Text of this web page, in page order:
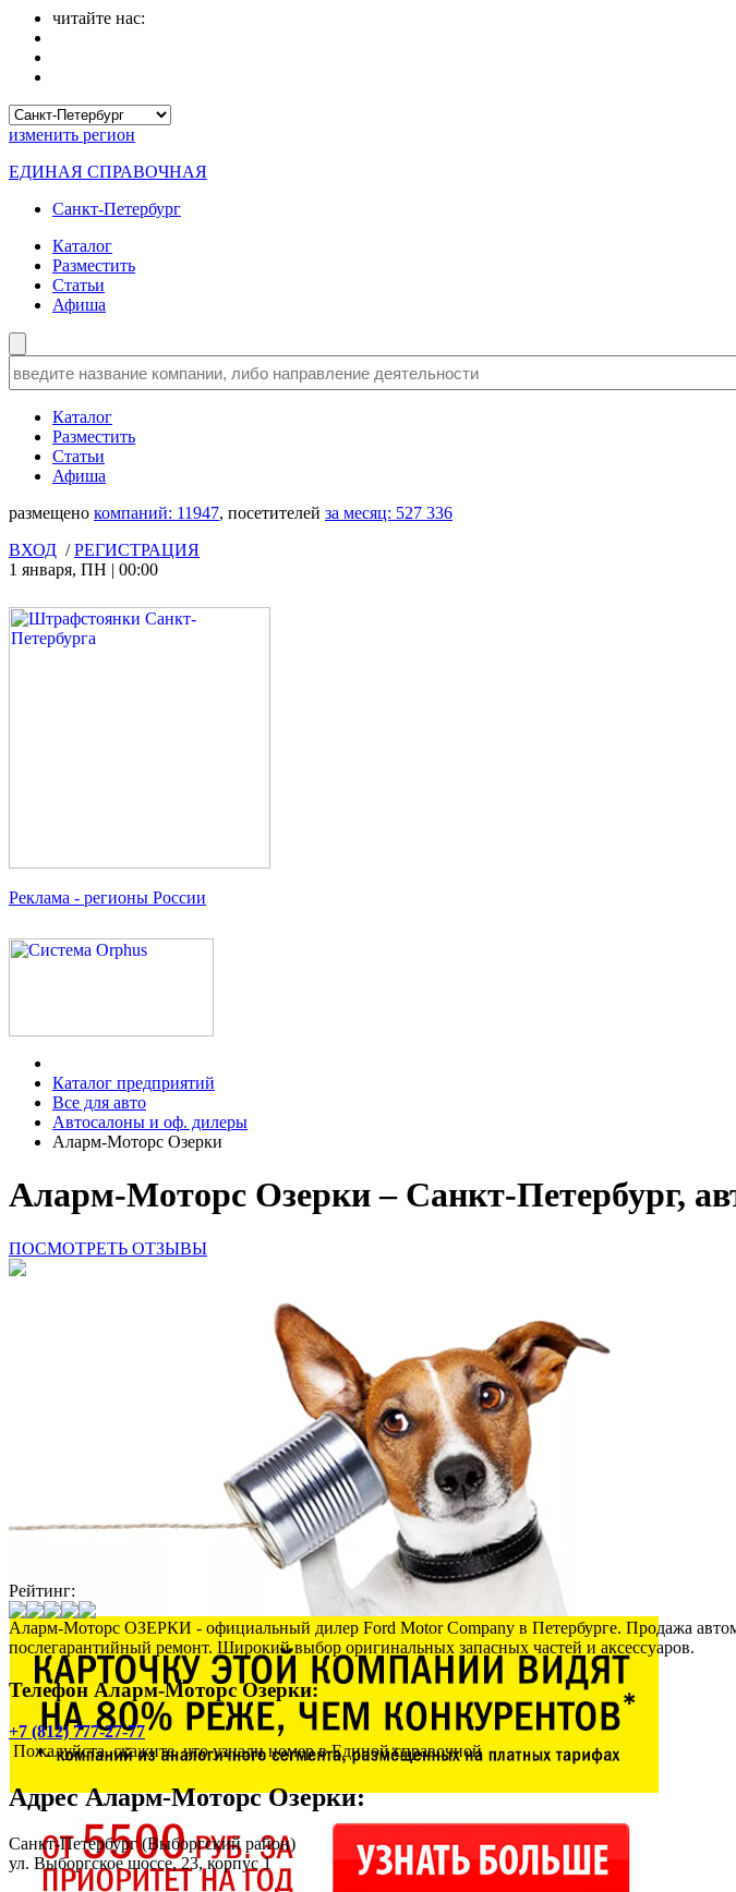
читайте нас:
изменить регион
ЕДИНАЯ СПРАВОЧНАЯ
Санкт-Петербург
Каталог
Разместить
Статьи
Афиша
Каталог
Разместить
Статьи
Афиша
размещено компаний: 11947, посетителей за месяц: 527 336
ВХОД /РЕГИСТРАЦИЯ
1 января, ПН | 00:00
Реклама - регионы России
Каталог предприятий
Все для авто
Автосалоны и оф. дилеры
Аларм-Моторс Озерки
Аларм-Моторс Озерки – Санкт-Петербург,
ПОСМОТРЕТЬ ОТЗЫВЫ
Рейтинг:
Аларм-Моторс ОЗЕРКИ - официальный дилер Ford Motor Company в Петербурге. Продажа
послегарантийный ремонт. Широкий выбор оригинальных запасных частей и аксессуаров.
Телефон Аларм-Моторс Озерки:
+7 (812) 777-27-77
Пожалуйста, скажите, что узнали номер в Единой справочной
АдресАларм-Моторс Озерки:
Санкт-Петербург(Выборгский район)
ул. Выборгское шоссе, 23, корпус 1